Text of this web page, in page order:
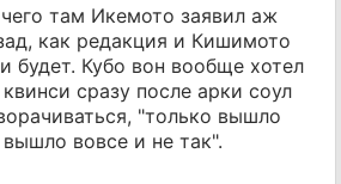
там Икемото заявил аж
как редакция и Кишимото
будет. Кубо вон вообще хотел
сразу после арки соул
"только вышло
вовсе и не так".